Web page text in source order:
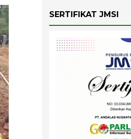
SERTIFIKAT JMSI